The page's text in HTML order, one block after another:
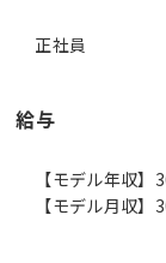
正社員
給与
【モデル年収】
【モデル月収】